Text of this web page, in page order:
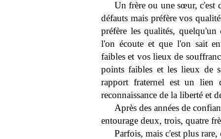
Un frère ou une sœur, c'est
défauts mais préfère vos
préfère les qualités,
l'on écoute et que l'on sait
faibles et vos lieux de
points faibles et les lieux de
rapport fraternel est un lien
reconnaissance de la liberté et
Après des années de
entourage deux, trois, quatre
Parfois, mais c'est plus